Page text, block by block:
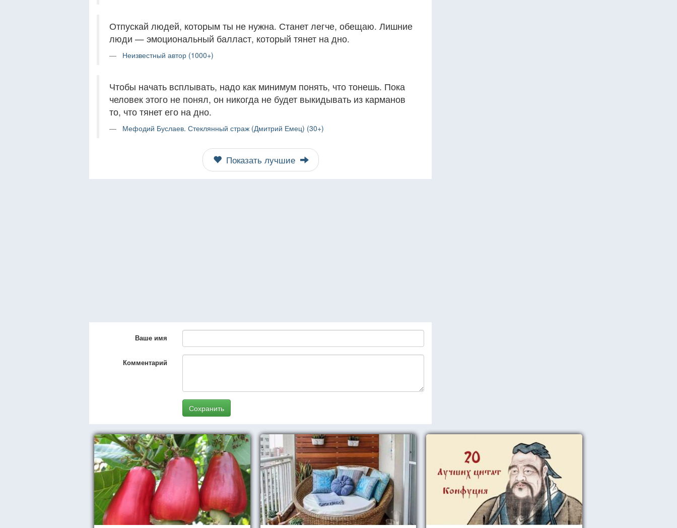
Отпускай людей, которым ты не нужна. Станет легче, обещаю. Лишние
люди — эмоциональный балласт, который тянет на дно.
Неизвестный автор (1000+)
Чтобы начать всплывать, надо как минимум понять, что тонешь. Пока
человек этого не понял, он никогда не будет выкидывать из карманов
то, что тянет его на дно.
Мефодий Буслаев. Стеклянный страж (Дмитрий Емец) (30+)
Показать лучшие
Ваше имя
Комментарий
Сохранить